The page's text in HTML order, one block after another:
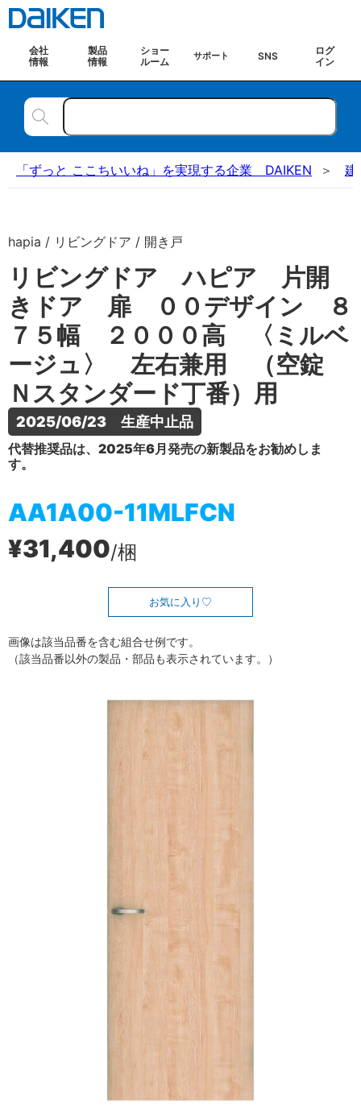
会社
情報
製品
情報
ショー
ルーム
サポート SNS
ログ
イン
「ずっと ここちいいね」を実現する企業 DAIKEN 建
hapia / リビングドア / 開き戸
リビングドア ハピア 片開
きドア 扉 ００デザイン ８
７５幅 ２０００高 〈ミルベ
ージュ〉 左右兼用 （空錠
Ｎスタンダード丁番）用
2025/06/23　生産中止品
代替推奨品は、2025年6月発売の新製品をお勧めしま
す。
AA1A00-11MLFCN
¥31,400/梱
お気に入り
画像は該当品番を含む組合せ例です。
（該当品番以外の製品・部品も表示されています。）